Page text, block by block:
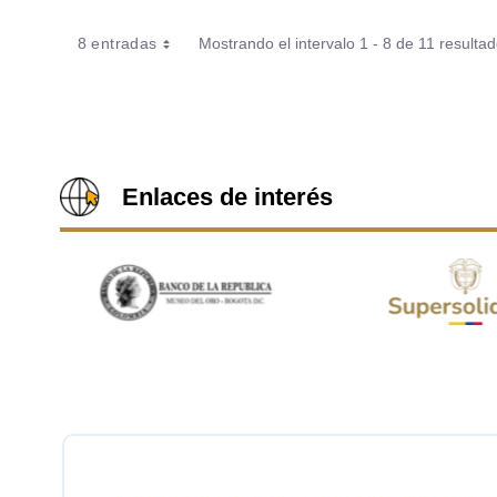
8 entradas Mostrando el intervalo 1 - 8 de 11
Enlaces de interés